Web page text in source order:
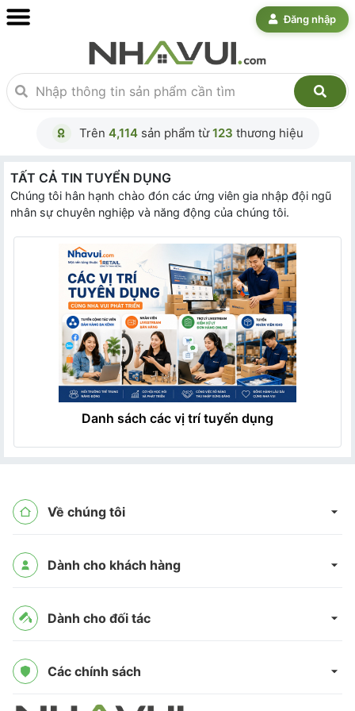
Đăng nhập
Trên 4,114sản phẩm từ123 thương hiệu
TẤT CẢ TIN TUYỂN DỤNG
Chúng tôi hân hạnh chào đón các ứng viên gia nhập đội ngũ
nhân sự chuyên nghiệp và năng động của chúng tôi.
Danh sách các vị trí tuyển dụng
Về chúng tôi
Dành cho khách hàng
Dành cho đối tác
Các chính sách